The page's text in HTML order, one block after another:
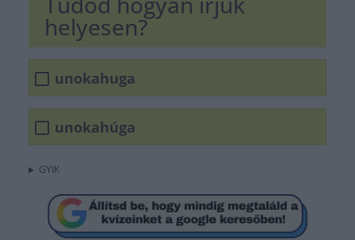
helyesen?
unokahuga
unokahúga
GYIK